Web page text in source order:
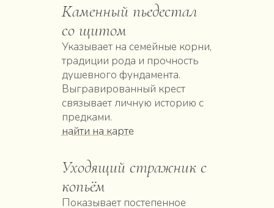
Каменный пьедестал
со щитом
Указывает на семейные корни,
традиции рода и прочность
душевного фундамента.
Выгравированный крест
связывает личную историю с
предками.
найти на карте
Уходящий стражник с
копьём
Показывает постепенное